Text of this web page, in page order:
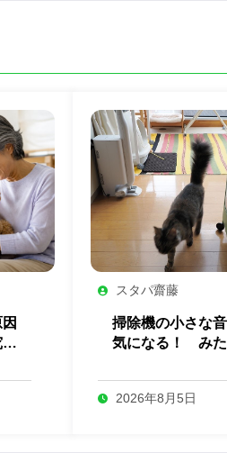
スタパ齋藤
掃除機の小さな
気になる！ み
調査
2026年8月5日